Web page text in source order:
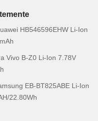
HB546596EHW Li-Ion
Vivo B-Z0 Li-Ion 7.78V
EB-BT825ABE Li-Ion
22.80Wh